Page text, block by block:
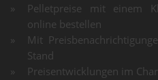
Pelletpreise mit einem
online bestellen
Mit
Stand
Preisentwicklungen im